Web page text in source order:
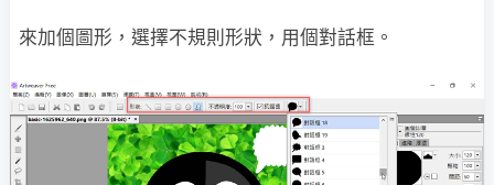
來加個圖形，選擇不規則形狀，用個對話框。